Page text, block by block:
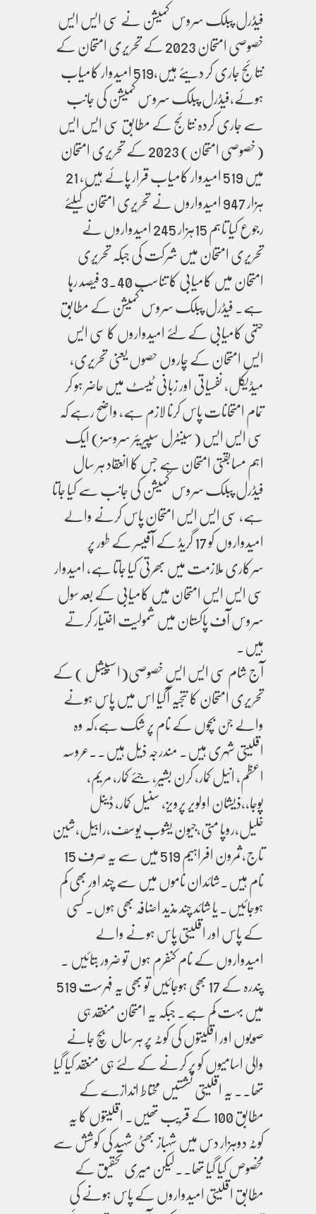
فیڈرل پبلک سروس کمیشن نے سی ایس ایس
خصوصی امتحان 2023 کے تحریری امتحان کے
نتائج جاری کر دیئے ہیں،519 امیدوار کامیاب
ہوئے،فیڈرل پبلک سروس کمیشن کی جانب
سے جاری کردہ نتائج کے مطابق سی ایس ایس
(خصوصی امتحان) 2023 کے تحریری امتحان
میں 519 امیدوار کامیاب قرار پائے ہیں، 21
ہزار 947 امیدواروں نے تحریری امتحان کیلئے
رجوع کیا تاہم 15ہزار 245 امیدواروں نے
تحریری امتحان میں شرکت کی جبکہ تحریری
امتحان میں کامیابی کا تناسب 3.40 فیصد رہا
ہے۔ فیڈرل پبلک سروس کمیشن کے مطابق
حتمی کامیابی کے لئے امیدواروں کا سی ایس
ایس امتحان کے چاروں حصوں یعنی تحریری،
میڈیکل، نفسیاتی اور زبانی ٹیسٹ میں حاضر ہو کر
تمام امتحانات پاس کرنا لازم ہے، واضح رہے کہ
سی ایس ایس (سینٹرل سپیریئر سروسز) ایک
اہم مسابقتی امتحان ہے جس کا انعقاد ہر سال
فیڈرل پبلک سروس کمیشن کی جانب سے کیا جاتا
ہے، سی ایس ایس امتحان پاس کرنے والے
امیدواروں کو 17 گریڈ کے آفیسر کے طور پر
سرکاری ملازمت میں بھرتی کیا جاتا ہے، امیدوار
سی ایس ایس امتحان میں کامیابی کے بعد سول
سروس آف پاکستان میں شمولیت اختیار کرتے
ہیں۔
آج شام سی ایس ایس خصوصی(اسپیشل ) کے
تحریری امتحان کا نتجیہ آگیا اس میں پاس ہونے
والے جن بچوں کے نام پر شک ہے،کہ وہ
اقلیتی شہری ہیں۔ مندرجہ ذیل ہیں۔۔عروسہ
اعظم، انیل کمار، کرن بشیر، جئے کمار، مریم،
پوجا،،ذیشان اولویر پرویز، سنیل کمار، ڈینل
خلیل،روپا متی،جیون یشوب یوسف،رابیل،شین
تاج،ثمرون افراہیم 519 میں سے یہ صرف 15
نام ہیں۔شائدان ناموں میں سے چند اور بھی کم
ہوجائیں۔ یا شائد چند مذید اضافہ بھی ہوں۔ کسی
کے پاس اور اقلیتی پاس ہونے والے
امیدواروں کے نام کنفرم ہوں تو ضرور بتائیں ۔
پندرہ کے 17 بھی ہوجائیں تو بھی یہ فہرست 519
میں بہت کم ہے۔ جبکہ یہ امتحان منعقد ہی
صوبوں اور اقلیتوں کی کوٹہ پر ہر سال بچ جانے
والی اسامیوں کو پر کرنے کے لئے ہی منعقد کیا گیا
تھا۔۔ یہ اقلیتی نشستیں محتاط اندازے کے
مطابق 100 کے قریب تھیں۔ اقلیتوں کا یہ
کوٹہ دوہزار دس میں شہباز بھٹی شہید کی کوشش سے
مخصوص کیا گیا تھا۔۔لیکن میری تحقیق کے
مطابق اقلیتی امیدواروں کے پاس ہونے کی